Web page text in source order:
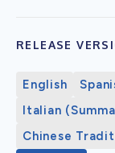
RELEASE
English
Italian
Chinese